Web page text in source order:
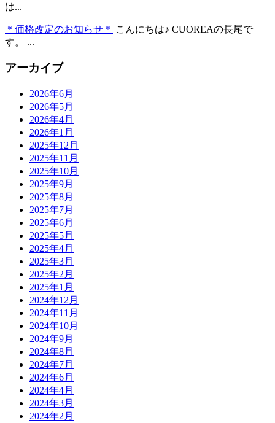
は...
＊価格改定のお知らせ＊
こんにちは♪ CUOREAの長尾で
す。 ...
アーカイブ
2026年6月
2026年5月
2026年4月
2026年1月
2025年12月
2025年11月
2025年10月
2025年9月
2025年8月
2025年7月
2025年6月
2025年5月
2025年4月
2025年3月
2025年2月
2025年1月
2024年12月
2024年11月
2024年10月
2024年9月
2024年8月
2024年7月
2024年6月
2024年4月
2024年3月
2024年2月